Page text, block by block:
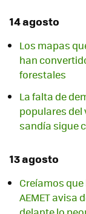
14 agosto
Los mapas
han
forestales
La falta de
populares del
sandía sigue
13 agosto
Creíamos
AEMET avisa